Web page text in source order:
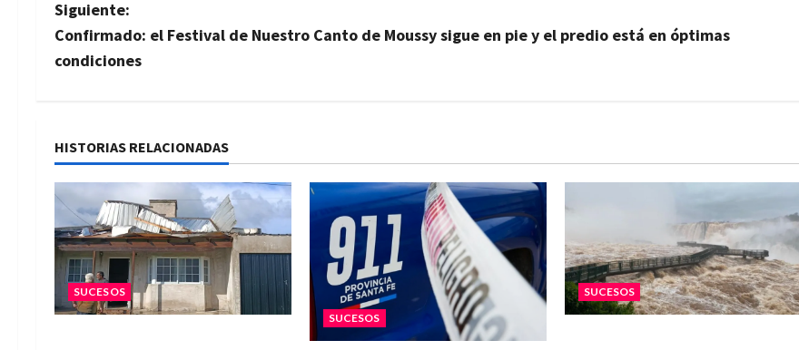
v
a
c
i
ó
n
Siguiente:
Confirmado: el Festival de Nuestro Canto de Moussy sigue en pie y el predio está en óptimas
condiciones
HISTORIAS RELACIONADAS
SUCESOS
SUCESOS
SUCESOS